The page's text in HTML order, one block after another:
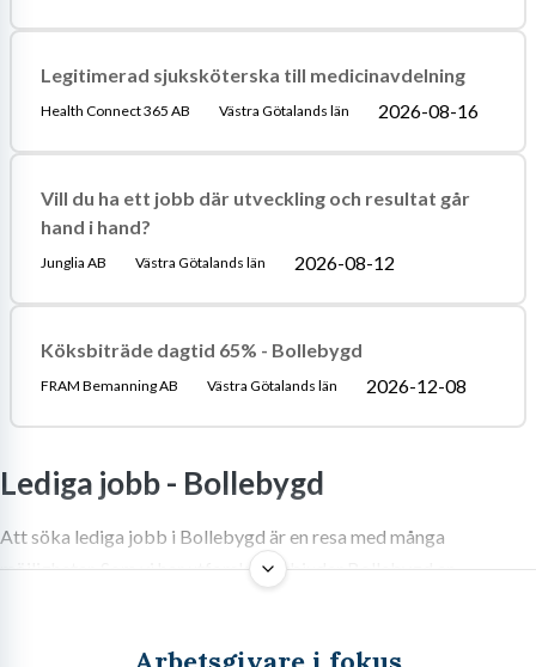
Legitimerad sjuksköterska till medicinavdelning
Health Connect 365 AB Västra Götalands län 2026-08-16
Vill du ha ett jobb där utveckling och resultat går
hand i hand?
Junglia AB Västra Götalands län 2026-08-12
Köksbiträde dagtid 65% - Bollebygd
FRAM Bemanning AB Västra Götalands län 2026-12-08
Lediga jobb - Bollebygd
Att söka lediga jobb i Bollebygd är en resa med många
möjligheter. Som vi har utforskat, erbjuder Bollebygd en